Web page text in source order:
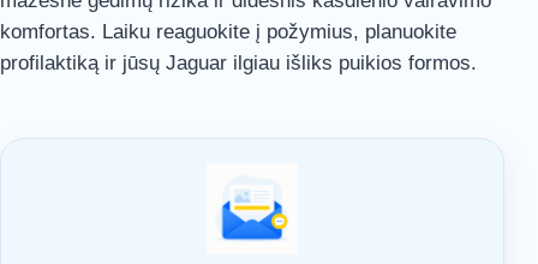
komfortas. Laiku reaguokite į požymius, planuokite
profilaktiką ir jūsų Jaguar ilgiau išliks puikios formos.